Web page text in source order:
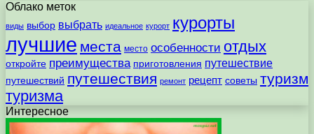
Облако меток
виды выбор выбрать идеальное курорт курорты
лучшие места место особенности отдых
откройте преимущества приготовления путешествие
путешествий путешествия ремонт рецепт советы туризм
туризма
Интересное